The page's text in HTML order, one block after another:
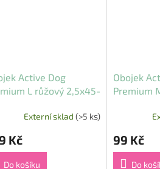
Active Dog
L růžový 2,5x45-
Externí sklad(>5 ks)
Kč
Do košíku
Obojek
Premium
99 Kč
Do